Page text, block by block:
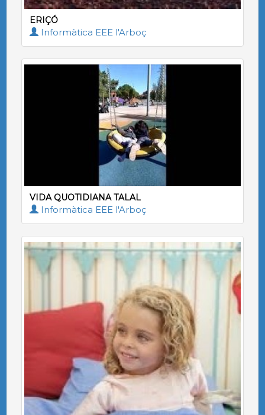
ERIÇÓ
Informàtica EEE l'Arboç
VIDA QUOTIDIANA TALAL
Informàtica EEE l'Arboç